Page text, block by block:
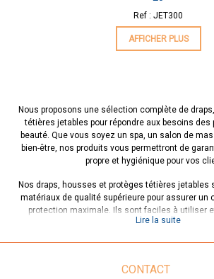
Ref : JET300
AFFICHER PLUS
Nous proposons une sélection complète de
tétières jetables pour répondre aux besoins des
beauté. Que vous soyez un spa, un salon de
bien-être, nos produits vous permettront de
propre et hygiénique pour vos
Nos draps, housses et protèges tétières jetables
matériaux de qualité supérieure pour assurer un
protection maximale. Ils sont faciles à utiliser
permettant ainsi d'optimiser votre temps et de
nombreux avantages. Ils permettent d'éviter la
Lire la suite
CONTACT